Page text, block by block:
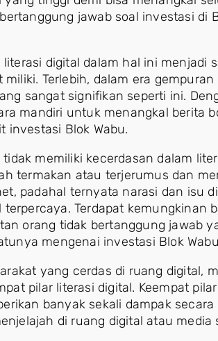
jawab soal investasi di
digital dalam hal ini menjadi
Terlebih, dalam era
sangat signifikan seperti ini.
mandiri untuk menangkal berita
investasi Blok Wabu.
memiliki kecerdasan dalam
termakan atau terjerumus dan
padahal ternyata narasi dan isu
Terdapat kemungkinan
orang tidak bertanggung jawab
mengenai investasi Blok
yang cerdas di ruang digital,
pilar literasi digital. Keempat
banyak sekali dampak
di ruang digital atau media